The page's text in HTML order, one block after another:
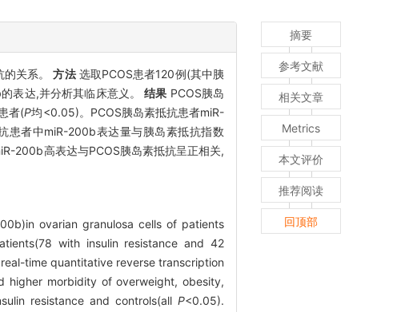
的关系。方法选取PCOS患者120例(其中胰
表达,并分析其临床意义。结果 PCOS胰岛
者(P均<0.05)。PCOS胰岛素抵抗患者miR-
患者中miR-200b表达量与胰岛素抵抗指数
200b高表达与PCOS胰岛素抵抗呈正相关,
ovarian granulosa cells of patients
with insulin resistance and 42
time quantitative reverse transcription
higher morbidity of overweight, obesity,
resistance and controls(all P<0.05).
摘要
参考文献
相关文章
Metrics
本文评价
推荐阅读
回顶部